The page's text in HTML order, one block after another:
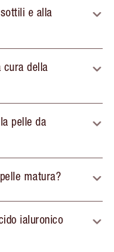
e alla
cura della
pelle da
matura?
ialuronico